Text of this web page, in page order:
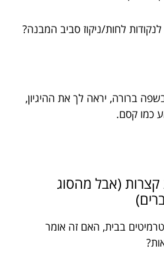
לחות/ניקוז סביב המבנה?
ברורה, יראה לך את ההיגיון,
כמו קסם.
(אבל מהסוג
בבית, האם זה אומר